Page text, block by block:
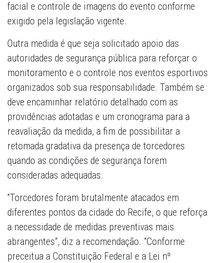
facial e controle de imagens do evento conforme
exigido pela legislação vigente.
Outra medida é que seja solicitado apoio das
autoridades de segurança pública para reforçar o
monitoramento e o controle nos eventos esportivos
organizados sob sua responsabilidade. Também se
deve encaminhar relatório detalhado com as
providências adotadas e um cronograma para a
reavaliação da medida, a fim de possibilitar a
retomada gradativa da presença de torcedores
quando as condições de segurança forem
consideradas adequadas.
“Torcedores foram brutalmente atacados em
diferentes pontos da cidade do Recife, o que reforça
a necessidade de medidas preventivas mais
abrangentes”, diz a recomendação. "Conforme
preceitua a Constituição Federal e a Lei nº